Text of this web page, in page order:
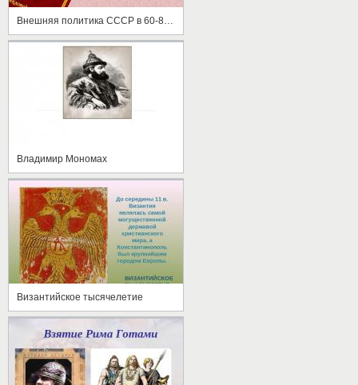
Владимир Мономах
Византийское тысячелетие